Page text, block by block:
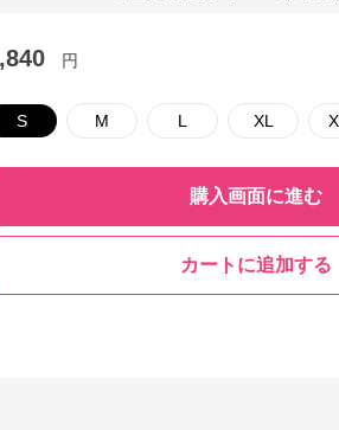
円
S M L XL
購入画面に進む
カートに追加する